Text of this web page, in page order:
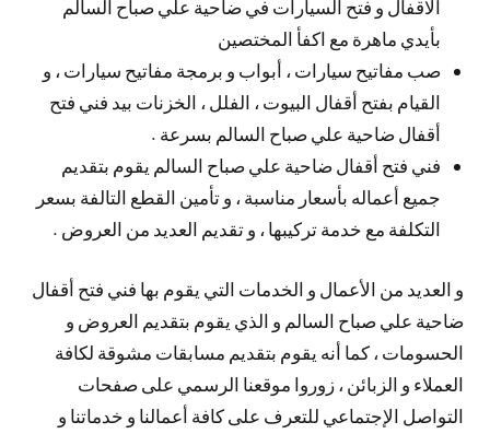
الاقفال و فتح السيارات في ضاحية علي صباح السالم
بأيدي ماهرة مع اكفأ المختصين
صب مفاتيح سيارات ، أبواب و برمجة مفاتيح سيارات ، و
القيام بفتح أقفال البيوت ، الفلل ، الخزنات بيد فني فتح
أقفال ضاحية علي صباح السالم بسرعة .
فني فتح أقفال ضاحية علي صباح السالم يقوم بتقديم
جميع أعماله بأسعار مناسبة ، و تأمين القطع التالفة بسعر
التكلفة مع خدمة تركيبها ، و تقديم العديد من العروض .
و العديد من الأعمال و الخدمات التي يقوم بها فني فتح أقفال
ضاحية علي صباح السالم و الذي يقوم بتقديم العروض و
الحسومات ، كما أنه يقوم بتقديم مسابقات مشوقة لكافة
العملاء و الزبائن ، زوروا موقعنا الرسمي على صفحات
التواصل الإجتماعي للتعرف على كافة أعمالنا و خدماتنا و